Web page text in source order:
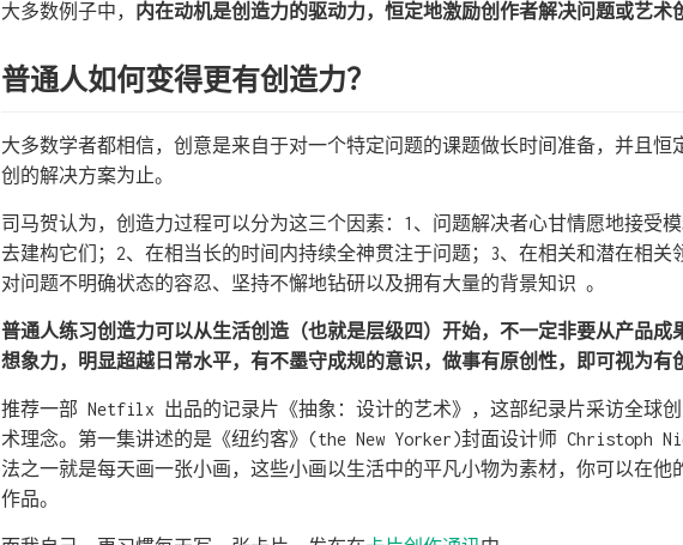
大多数例子中， 内在动机是创造力的驱动力，恒定地激励创作者解决问题或艺术
普通人如何变得更有创造力？
大多数学者都相信，创意是来自于对一个特定问题的课题做长时间准备，并且恒
创的解决方案为止。
司马贺认为，创造力过程可以分为这三个因素：1、问题解决者心甘情愿地接受
去建构它们；2、在相当长的时间内持续全神贯注于问题；3、在相关和潜在相关
对问题不明确状态的容忍、坚持不懈地钻研以及拥有大量的背景知识 。
普通人练习创造力可以从生活创造（也就是层级四）开始，不一定非要从产品成
想象力，明显超越日常水平，有不墨守成规的意识，做事有原创性，即可视为有
推荐一部 Netfilx 出品的记录片《抽象：设计的艺术》，这部纪录片采访全球
术理念。第一集讲述的是《纽约客》(the New Yorker)封面设计师 Christoph
法之一就是每天画一张小画，这些小画以生活中的平凡小物为素材，你可以在他
作品。